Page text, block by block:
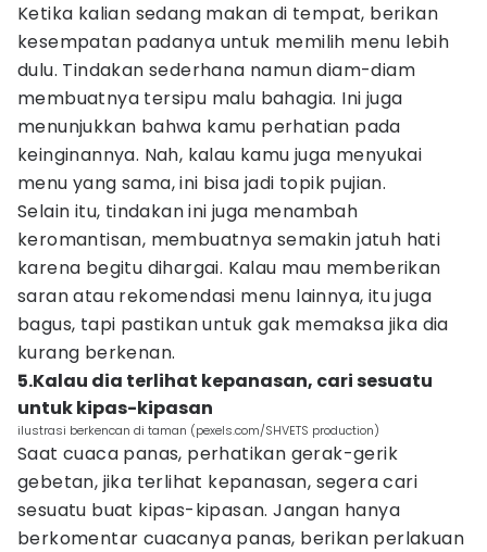
Ketika kalian sedang makan di tempat, berikan
kesempatan padanya untuk memilih menu lebih
dulu. Tindakan sederhana namun diam-diam
membuatnya tersipu malu bahagia. Ini juga
menunjukkan bahwa kamu perhatian pada
keinginannya. Nah, kalau kamu juga menyukai
menu yang sama, ini bisa jadi topik pujian.
Selain itu, tindakan ini juga menambah
keromantisan, membuatnya semakin jatuh hati
karena begitu dihargai. Kalau mau memberikan
saran atau rekomendasi menu lainnya, itu juga
bagus, tapi pastikan untuk gak memaksa jika dia
kurang berkenan.
5.Kalau dia terlihat kepanasan, cari sesuatu
untuk kipas-kipasan
ilustrasi berkencan di taman (pexels.com/SHVETS production)
Saat cuaca panas, perhatikan gerak-gerik
gebetan, jika terlihat kepanasan, segera cari
sesuatu buat kipas-kipasan. Jangan hanya
berkomentar cuacanya panas, berikan perlakuan